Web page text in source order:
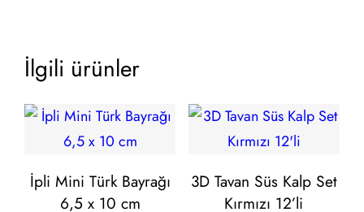
İlgili ürünler
İpli Mini Türk Bayrağı
6,5 x 10 cm
3D Tavan Süs Kalp Set
Kırmızı 12’li